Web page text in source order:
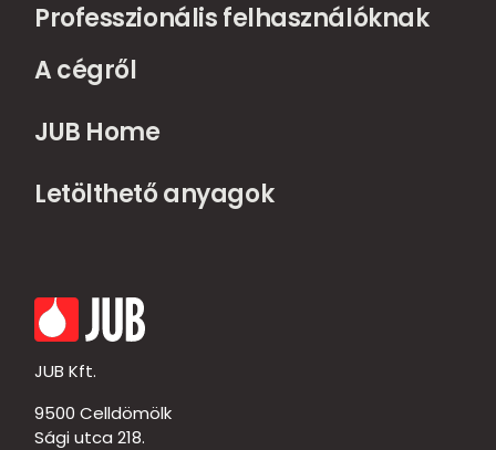
Professzionális felhasználóknak
A cégről
JUB Home
Letölthető anyagok
JUB Kft.
9500 Celldömölk
Sági utca 218.